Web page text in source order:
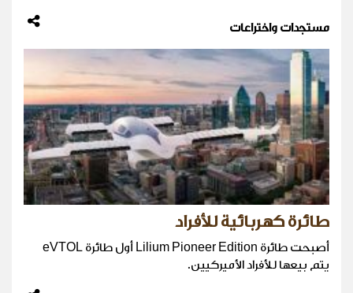
مستجدات واختراعات
طائرة كهربائية للأفراد
أصبحت طائرة Lilium Pioneer Edition أول طائرة eVTOL
يتم بيعها للأفراد الأميركيين.